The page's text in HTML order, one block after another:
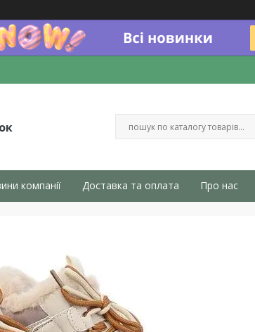
компанії Доставка та оплата Про нас